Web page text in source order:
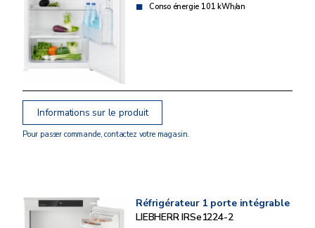
Conso énergie 101 kWh/an
Informations sur le produit
Pour passer commande, contactez votre magasin.
Réfrigérateur 1 porte intégrable
LIEBHERR IRSe1224-2